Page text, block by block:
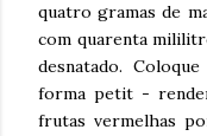
quatro gramas de
com quarenta
desnatado.
forma petit -
frutas vermelhas